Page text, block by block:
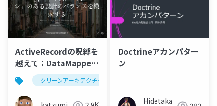
ActiveRecordの呪縛を
越えて：DataMapper
と不変性の間で「コ
シ」のある設計のバラ
ンスを模索する
クリーンアーキテクチャ
Doctrineアカンパター
ン
Hidetaka